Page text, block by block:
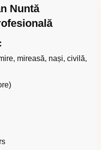
Nuntă
mireasă, nași, civilă,